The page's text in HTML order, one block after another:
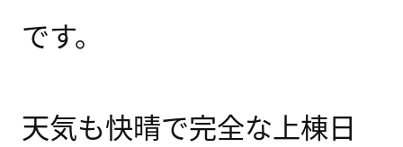
です。
天気も快晴で完全な上棟日